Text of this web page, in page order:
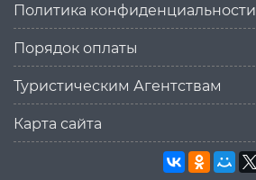
Политика конфиденциальности
Порядок оплаты
Туристическим Агентствам
Карта сайта